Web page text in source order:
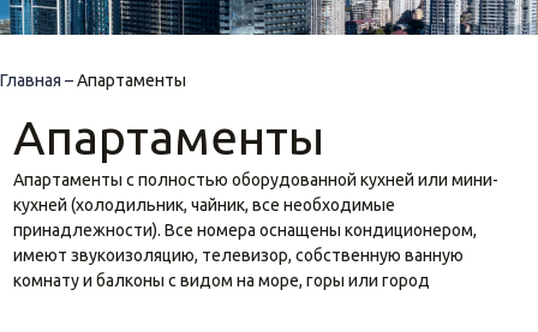
Главная –Апартаменты
Апартаменты
Апартаменты с полностью оборудованной кухней или мини-
кухней (холодильник, чайник, все необходимые
принадлежности). Все номера оснащены кондиционером,
имеют звукоизоляцию, телевизор, собственную ванную
комнату и балконы с видом на море, горы или город